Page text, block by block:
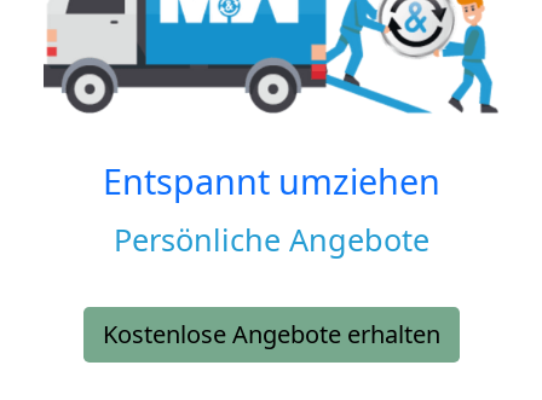
Entspannt umziehen
Persönliche Angebote
Kostenlose Angebote erhalten